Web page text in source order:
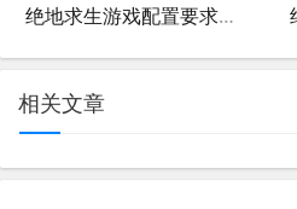
绝地求生游戏配置要求高吗-玩绝地求生需要什么电脑配置
相关文章